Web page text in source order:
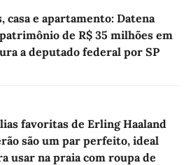
casa e apartamento: Datena
de R$ 35 milhões em
a deputado federal por SP
favoritas de Erling Haaland
são um par perfeito, ideal
usar na praia com roupa de